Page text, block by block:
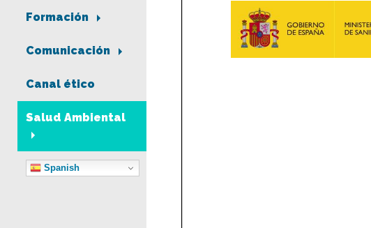
Formación
Comunicación
Canal ético
Salud Ambiental
Spanish